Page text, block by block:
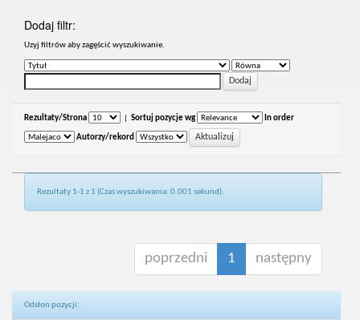
Dodaj filtr:
Uzyj filtrów aby zagęścić wyszukiwanie.
Rezultaty/Strona Sortuj pozycje wg In order
Autorzy/rekord
Rezultaty 1-1 z 1 (Czas wyszukiwania: 0.001 sekund).
poprzedni 1 następny
Odsłon pozycji: